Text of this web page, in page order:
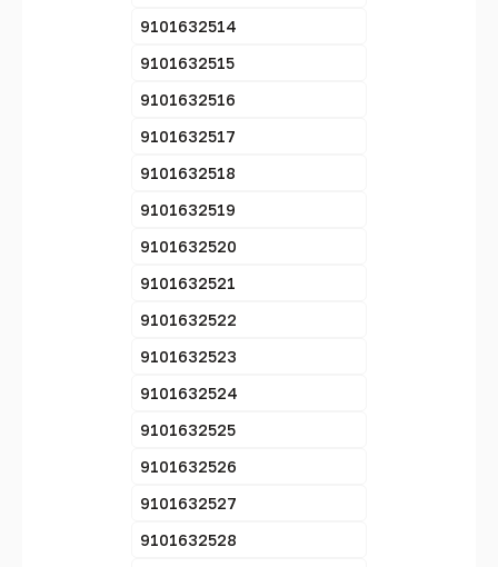
9101632514
9101632515
9101632516
9101632517
9101632518
9101632519
9101632520
9101632521
9101632522
9101632523
9101632524
9101632525
9101632526
9101632527
9101632528